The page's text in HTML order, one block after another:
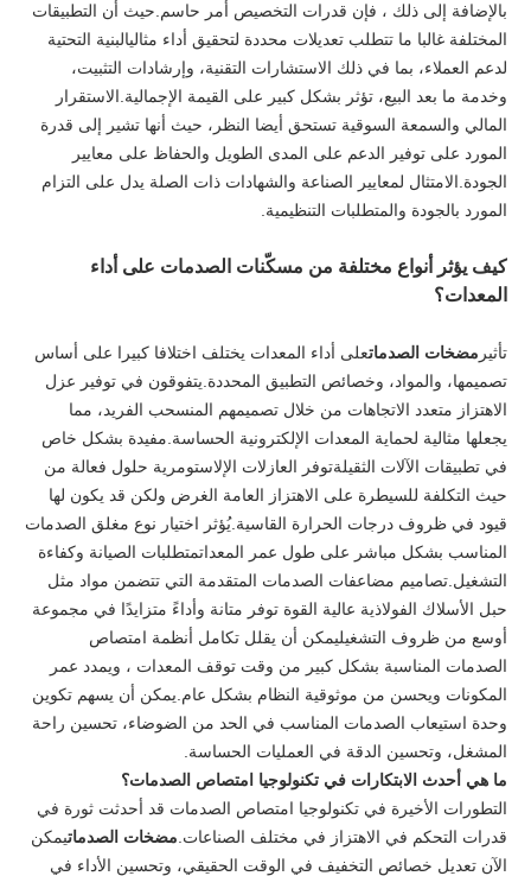
بالإضافة إلى ذلك ، فإن قدرات التخصيص أمر حاسم.حيث أن التطبيقات
المختلفة غالبا ما تتطلب تعديلات محددة لتحقيق أداء مثاليالبنية التحتية
لدعم العملاء، بما في ذلك الاستشارات التقنية، وإرشادات التثبيت،
وخدمة ما بعد البيع، تؤثر بشكل كبير على القيمة الإجمالية.الاستقرار
المالي والسمعة السوقية تستحق أيضا النظر، حيث أنها تشير إلى قدرة
المورد على توفير الدعم على المدى الطويل والحفاظ على معايير
الجودة.الامتثال لمعايير الصناعة والشهادات ذات الصلة يدل على التزام
المورد بالجودة والمتطلبات التنظيمية.
كيف يؤثر أنواع مختلفة من مسكّنات الصدمات على أداء
المعدات؟
تأثير مضخات الصدماتعلى أداء المعدات يختلف اختلافا كبيرا على أساس
تصميمها، والمواد، وخصائص التطبيق المحددة.يتفوقون في توفير عزل
الاهتزاز متعدد الاتجاهات من خلال تصميمهم المنسحب الفريد، مما
يجعلها مثالية لحماية المعدات الإلكترونية الحساسة.مفيدة بشكل خاص
في تطبيقات الآلات الثقيلةتوفر العازلات الإلاستومرية حلول فعالة من
حيث التكلفة للسيطرة على الاهتزاز العامة الغرض ولكن قد يكون لها
قيود في ظروف درجات الحرارة القاسية.يُؤثر اختيار نوع مغلق الصدمات
المناسب بشكل مباشر على طول عمر المعداتمتطلبات الصيانة وكفاءة
التشغيل.تصاميم مضاعفات الصدمات المتقدمة التي تتضمن مواد مثل
حبل الأسلاك الفولاذية عالية القوة توفر متانة وأداءً متزايدًا في مجموعة
أوسع من ظروف التشغيليمكن أن يقلل تكامل أنظمة امتصاص
الصدمات المناسبة بشكل كبير من وقت توقف المعدات ، ويمدد عمر
المكونات ويحسن من موثوقية النظام بشكل عام.يمكن أن يسهم تكوين
وحدة استيعاب الصدمات المناسب في الحد من الضوضاء، تحسين راحة
المشغل، وتحسين الدقة في العمليات الحساسة.
ما هي أحدث الابتكارات في تكنولوجيا امتصاص الصدمات؟
التطورات الأخيرة في تكنولوجيا امتصاص الصدمات قد أحدثت ثورة في
قدرات التحكم في الاهتزاز في مختلف الصناعات. مضخات الصدماتيمكن
الآن تعديل خصائص التخفيف في الوقت الحقيقي، وتحسين الأداء في